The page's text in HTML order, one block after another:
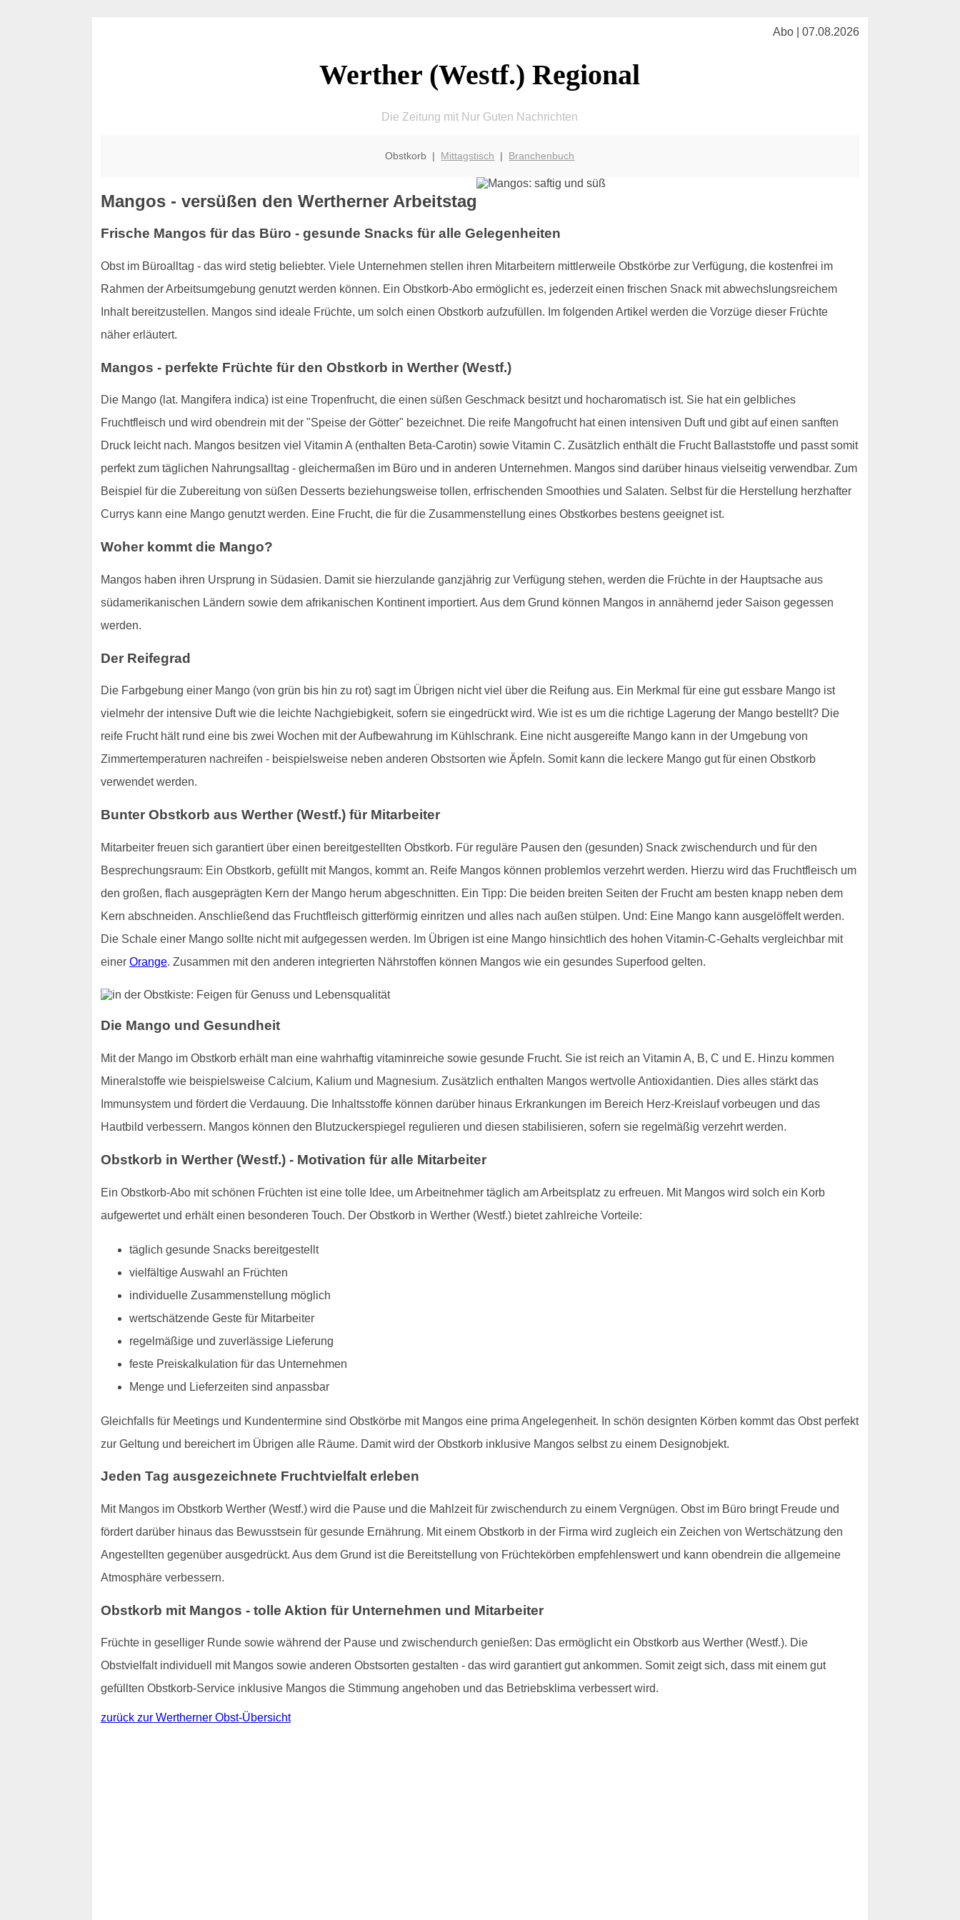
Abo | 07.08.2026
Werther (Westf.) Regional
Die Zeitung mit Nur Guten Nachrichten
Obstkorb | Mittagstisch | Branchenbuch
Mangos - versüßen den Wertherner Arbeitstag
Frische Mangos für das Büro - gesunde Snacks für alle Gelegenheiten
Obst im Büroalltag - das wird stetig beliebter. Viele Unternehmen stellen ihren Mitarbeitern mittlerweile Obstkörbe zur Verfügung, die kostenfrei im
Rahmen der Arbeitsumgebung genutzt werden können. Ein Obstkorb-Abo ermöglicht es, jederzeit einen frischen Snack mit abwechslungsreichem
Inhalt bereitzustellen. Mangos sind ideale Früchte, um solch einen Obstkorb aufzufüllen. Im folgenden Artikel werden die Vorzüge dieser Früchte
näher erläutert.
Mangos - perfekte Früchte für den Obstkorb in Werther (Westf.)
Die Mango (lat. Mangifera indica) ist eine Tropenfrucht, die einen süßen Geschmack besitzt und hocharomatisch ist. Sie hat ein gelbliches
Fruchtfleisch und wird obendrein mit der "Speise der Götter" bezeichnet. Die reife Mangofrucht hat einen intensiven Duft und gibt auf einen sanften
Druck leicht nach. Mangos besitzen viel Vitamin A (enthalten Beta-Carotin) sowie Vitamin C. Zusätzlich enthält die Frucht Ballaststoffe und passt somit
perfekt zum täglichen Nahrungsalltag - gleichermaßen im Büro und in anderen Unternehmen. Mangos sind darüber hinaus vielseitig verwendbar. Zum
Beispiel für die Zubereitung von süßen Desserts beziehungsweise tollen, erfrischenden Smoothies und Salaten. Selbst für die Herstellung herzhafter
Currys kann eine Mango genutzt werden. Eine Frucht, die für die Zusammenstellung eines Obstkorbes bestens geeignet ist.
Woher kommt die Mango?
Mangos haben ihren Ursprung in Südasien. Damit sie hierzulande ganzjährig zur Verfügung stehen, werden die Früchte in der Hauptsache aus
südamerikanischen Ländern sowie dem afrikanischen Kontinent importiert. Aus dem Grund können Mangos in annähernd jeder Saison gegessen
werden.
Der Reifegrad
Die Farbgebung einer Mango (von grün bis hin zu rot) sagt im Übrigen nicht viel über die Reifung aus. Ein Merkmal für eine gut essbare Mango ist
vielmehr der intensive Duft wie die leichte Nachgiebigkeit, sofern sie eingedrückt wird. Wie ist es um die richtige Lagerung der Mango bestellt? Die
reife Frucht hält rund eine bis zwei Wochen mit der Aufbewahrung im Kühlschrank. Eine nicht ausgereifte Mango kann in der Umgebung von
Zimmertemperaturen nachreifen - beispielsweise neben anderen Obstsorten wie Äpfeln. Somit kann die leckere Mango gut für einen Obstkorb
verwendet werden.
Bunter Obstkorb aus Werther (Westf.) für Mitarbeiter
Mitarbeiter freuen sich garantiert über einen bereitgestellten Obstkorb. Für reguläre Pausen den (gesunden) Snack zwischendurch und für den
Besprechungsraum: Ein Obstkorb, gefüllt mit Mangos, kommt an. Reife Mangos können problemlos verzehrt werden. Hierzu wird das Fruchtfleisch um
den großen, flach ausgeprägten Kern der Mango herum abgeschnitten. Ein Tipp: Die beiden breiten Seiten der Frucht am besten knapp neben dem
Kern abschneiden. Anschließend das Fruchtfleisch gitterförmig einritzen und alles nach außen stülpen. Und: Eine Mango kann ausgelöffelt werden.
Die Schale einer Mango sollte nicht mit aufgegessen werden. Im Übrigen ist eine Mango hinsichtlich des hohen Vitamin-C-Gehalts vergleichbar mit
einer Orange. Zusammen mit den anderen integrierten Nährstoffen können Mangos wie ein gesundes Superfood gelten.
Die Mango und Gesundheit
Mit der Mango im Obstkorb erhält man eine wahrhaftig vitaminreiche sowie gesunde Frucht. Sie ist reich an Vitamin A, B, C und E. Hinzu kommen
Mineralstoffe wie beispielsweise Calcium, Kalium und Magnesium. Zusätzlich enthalten Mangos wertvolle Antioxidantien. Dies alles stärkt das
Immunsystem und fördert die Verdauung. Die Inhaltsstoffe können darüber hinaus Erkrankungen im Bereich Herz-Kreislauf vorbeugen und das
Hautbild verbessern. Mangos können den Blutzuckerspiegel regulieren und diesen stabilisieren, sofern sie regelmäßig verzehrt werden.
Obstkorb in Werther (Westf.) - Motivation für alle Mitarbeiter
Ein Obstkorb-Abo mit schönen Früchten ist eine tolle Idee, um Arbeitnehmer täglich am Arbeitsplatz zu erfreuen. Mit Mangos wird solch ein Korb
aufgewertet und erhält einen besonderen Touch. Der Obstkorb in Werther (Westf.) bietet zahlreiche Vorteile:
täglich gesunde Snacks bereitgestellt
vielfältige Auswahl an Früchten
individuelle Zusammenstellung möglich
wertschätzende Geste für Mitarbeiter
regelmäßige und zuverlässige Lieferung
feste Preiskalkulation für das Unternehmen
Menge und Lieferzeiten sind anpassbar
Gleichfalls für Meetings und Kundentermine sind Obstkörbe mit Mangos eine prima Angelegenheit. In schön designten Körben kommt das Obst perfekt
zur Geltung und bereichert im Übrigen alle Räume. Damit wird der Obstkorb inklusive Mangos selbst zu einem Designobjekt.
Jeden Tag ausgezeichnete Fruchtvielfalt erleben
Mit Mangos im Obstkorb Werther (Westf.) wird die Pause und die Mahlzeit für zwischendurch zu einem Vergnügen. Obst im Büro bringt Freude und
fördert darüber hinaus das Bewusstsein für gesunde Ernährung. Mit einem Obstkorb in der Firma wird zugleich ein Zeichen von Wertschätzung den
Angestellten gegenüber ausgedrückt. Aus dem Grund ist die Bereitstellung von Früchtekörben empfehlenswert und kann obendrein die allgemeine
Atmosphäre verbessern.
Obstkorb mit Mangos - tolle Aktion für Unternehmen und Mitarbeiter
Früchte in geselliger Runde sowie während der Pause und zwischendurch genießen: Das ermöglicht ein Obstkorb aus Werther (Westf.). Die
Obstvielfalt individuell mit Mangos sowie anderen Obstsorten gestalten - das wird garantiert gut ankommen. Somit zeigt sich, dass mit einem gut
gefüllten Obstkorb-Service inklusive Mangos die Stimmung angehoben und das Betriebsklima verbessert wird.
zurück zur Wertherner Obst-Übersicht